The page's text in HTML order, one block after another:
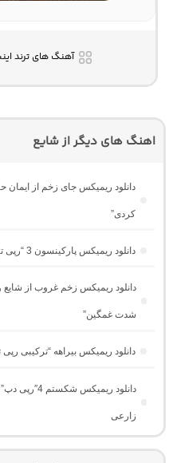
آهنگ های ترند
اهنگ های دیگر از شایع
دانلود ریمیکس جای زخم از ایمان
کردی”
دانلود ریمیکس پارکینسون 3 “رپی ترکیبی” از اس اچ
دانلود ریمیکس زخم غروب از شایع
شدت غمگین”
دانلود ریمیکس بیراهه “ترکیبی
دانلود
زارعی